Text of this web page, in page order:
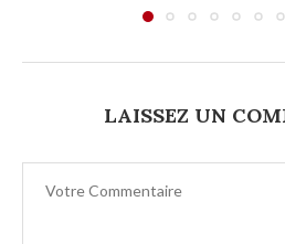
LAISSEZ UN